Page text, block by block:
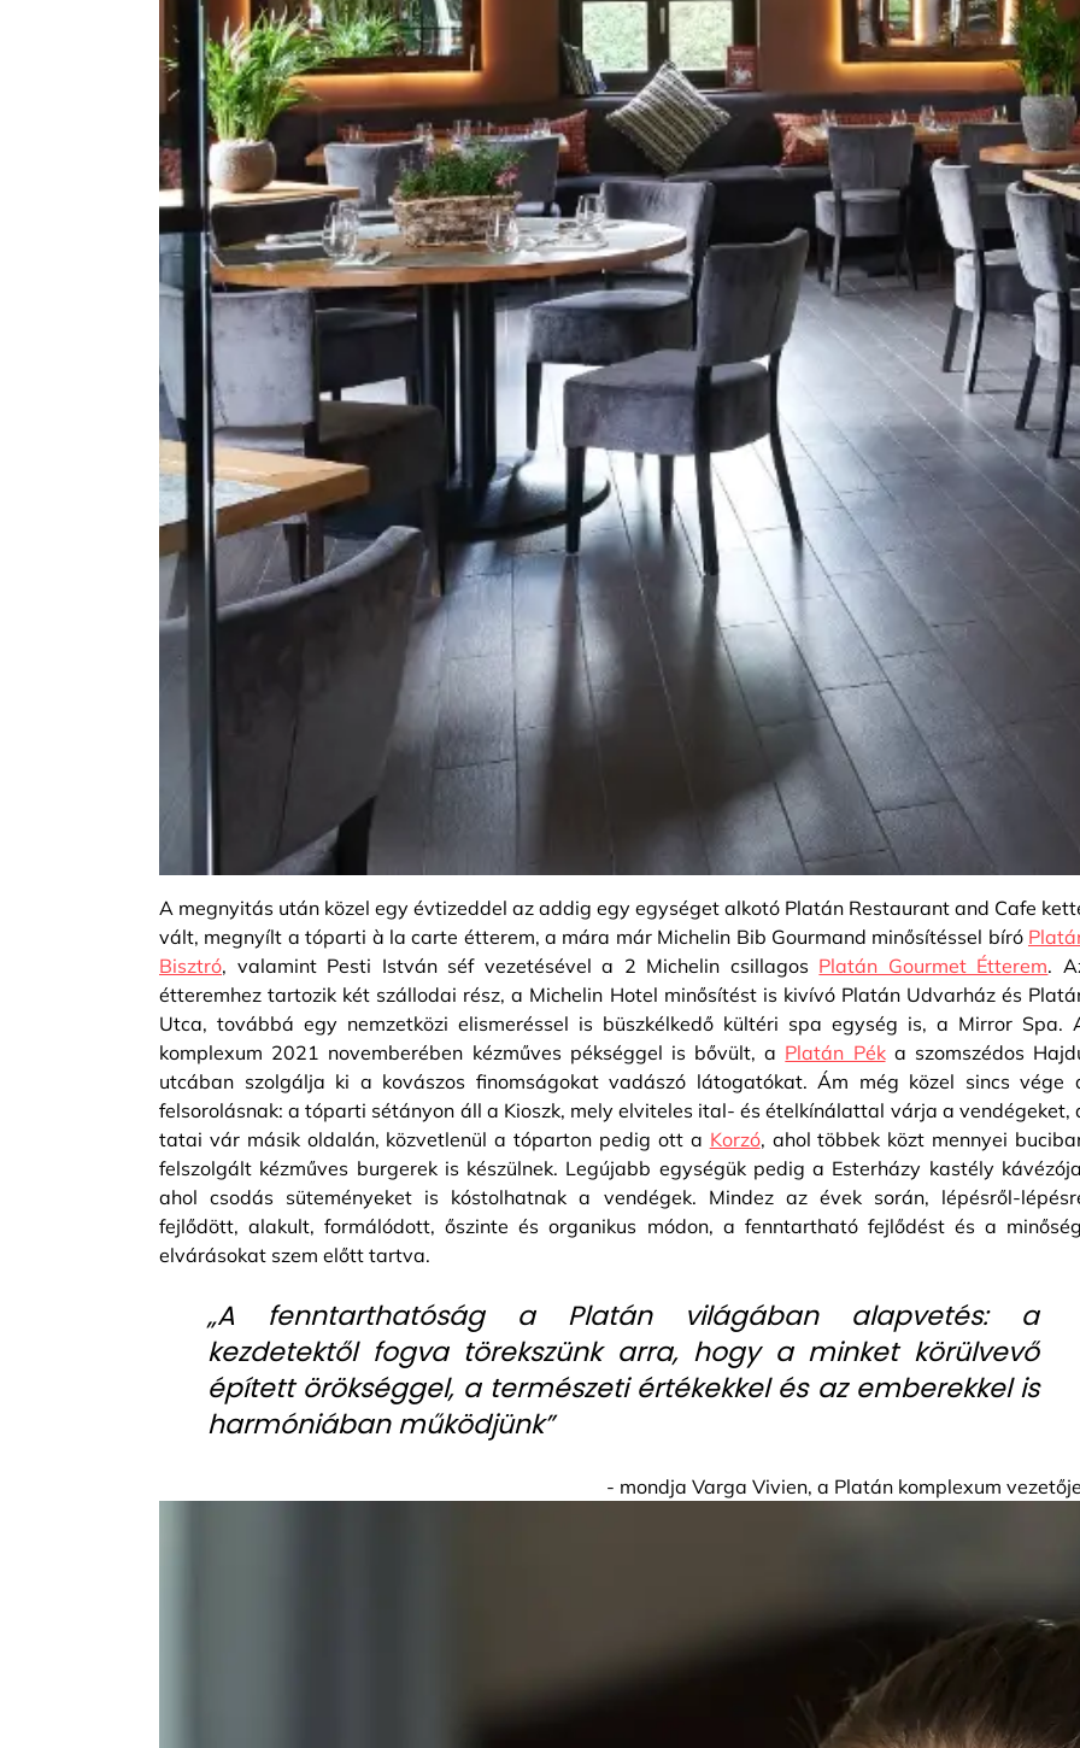
A megnyitás után közel egy évtizeddel az addig egy egységet alkotó Platán Restaurant and Cafe
vált, megnyílt a tóparti à la carte étterem, a mára már Michelin Bib Gourmand minősítéssel bíró
Bisztró, valamint Pesti István séf vezetésével a 2 Michelin csillagos Platán Gourmet Étterem.
étteremhez tartozik két szállodai rész, a Michelin Hotel minősítést is kivívó Platán Udvarház és
Utca, továbbá egy nemzetközi elismeréssel is büszkélkedő kültéri spa egység is, a Mirror Spa.
komplexum 2021 novemberében kézműves pékséggel is bővült, a Platán Péka szomszédos
utcában szolgálja ki a kovászos finomságokat vadászó látogatókat. Ám még közel sincs vége
felsorolásnak: a tóparti sétányon áll a Kioszk, mely elviteles ital- és ételkínálattal várja a vendégeket,
tatai vár másik oldalán, közvetlenül a tóparton pedig ott a Korzó, ahol többek közt mennyei
felszolgált kézműves burgerek is készülnek. Legújabb egységük pedig a Esterházy kastély
ahol csodás süteményeket is kóstolhatnak a vendégek. Mindez az évek során, lépésről-
fejlődött, alakult, formálódott, őszinte és organikus módon, a fenntartható fejlődést és a
elvárásokat szem előtt tartva.
„A fenntarthatóság a Platán világában alapvetés: a
kezdetektől fogva törekszünk arra, hogy a minket körülvevő
épített örökséggel, a természeti értékekkel és az emberekkel is
harmóniában működjünk”
- mondja Varga Vivien, a Platán komplexum